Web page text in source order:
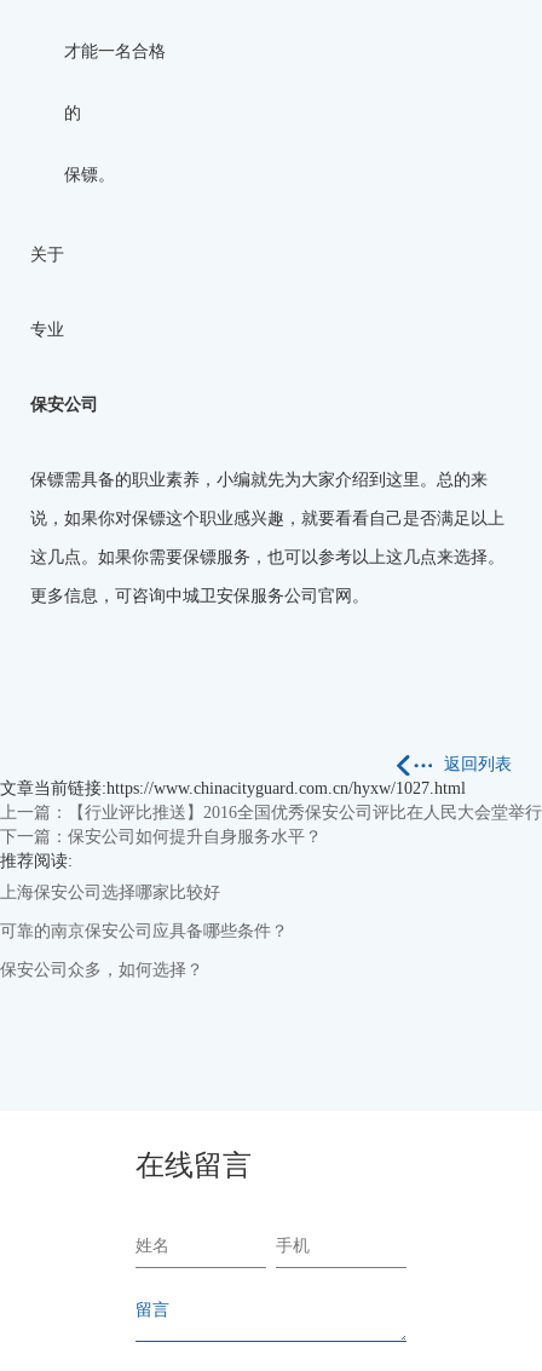
才能一名合格
的
保镖。
关于
专业
保安公司
保镖需具备的职业素养，小编就先为大家介绍到这里。总的来
说，如果你对保镖这个职业感兴趣，就要看看自己是否满足以上
这几点。如果你需要保镖服务，也可以参考以上这几点来选择。
更多信息，可咨询中城卫安保服务公司官网。
返回列表
文章当前链接:https://www.chinacityguard.com.cn/hyxw/1027.html
上一篇：【行业评比推送】2016全国优秀保安公司评比在人民大会堂举行
下一篇：保安公司如何提升自身服务水平？
推荐阅读:
上海保安公司选择哪家比较好
可靠的南京保安公司应具备哪些条件？
保安公司众多，如何选择？
在线留言